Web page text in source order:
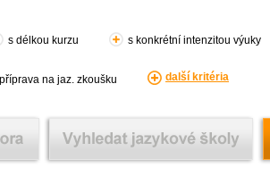
s délkou kurzu s konkrétní intenzitou výuky
příprava na jaz. zkoušku další kritéria